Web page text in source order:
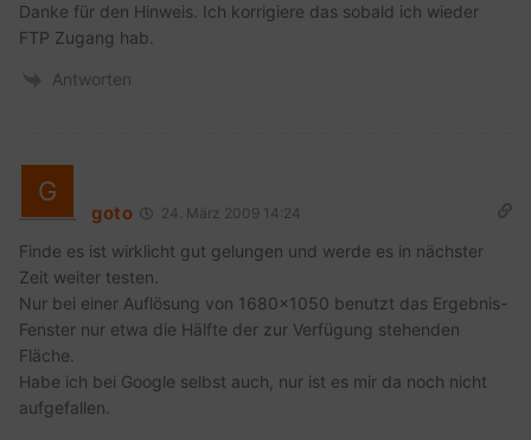
Danke für den Hinweis. Ich korrigiere das sobald ich wieder
FTP Zugang hab.
Antworten
goto 24. März 2009 14:24
Finde es ist wirklicht gut gelungen und werde es in nächster
Zeit weiter testen.
Nur bei einer Auflösung von 1680×1050 benutzt das Ergebnis-
Fenster nur etwa die Hälfte der zur Verfügung stehenden
Fläche.
Habe ich bei Google selbst auch, nur ist es mir da noch nicht
aufgefallen.